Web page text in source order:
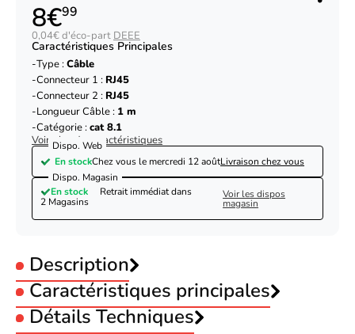
8€99
0,04€ d'éco-part DEEE
Caractéristiques Principales
Type :Câble
Connecteur 1 : RJ45
Connecteur 2 : RJ45
Longueur Câble : 1 m
Catégorie :cat 8.1
Voir plus de caractéristiques
Dispo. Web
En stockChez vous le mercredi 12 aoûtLivraison chez vous
Dispo. Magasin
En stock
Retrait immédiat dans
2 Magasins
Voir les dispos
magasin
Description
Nedis Câble RJ45 Mâle/Mâle Cat 8.1 S/FTP - 1m
Blanc
Caractéristiques principales
Type :Câble
Connecteur 1 :RJ45
Détails Techniques